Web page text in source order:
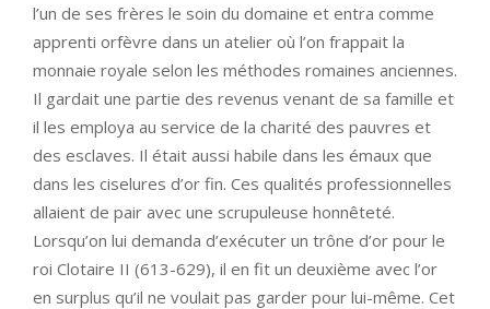
l’un de ses frères le soin du domaine et entra comme
apprenti orfèvre dans un atelier où l’on frappait la
monnaie royale selon les méthodes romaines anciennes.
Il gardait une partie des revenus venant de sa famille et
il les employa au service de la charité des pauvres et
des esclaves. Il était aussi habile dans les émaux que
dans les ciselures d’or fin. Ces qualités professionnelles
allaient de pair avec une scrupuleuse honnêteté.
Lorsqu’on lui demanda d’exécuter un trône d’or pour le
roi Clotaire II (613-629), il en fit un deuxième avec l’or
en surplus qu’il ne voulait pas garder pour lui-même. Cet